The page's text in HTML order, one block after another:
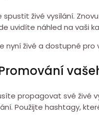
živé vysílání.
uvidíte náhled na vaši
nyní živé a dostupné
propagovat své živé
Použijte hashtagy,